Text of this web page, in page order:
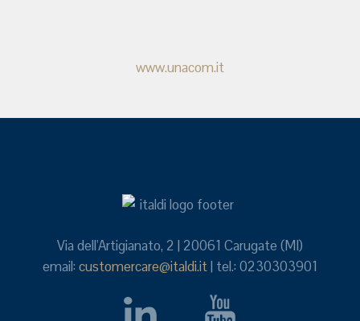
www.unacom.it
Via dell'Artigianato, 2 | 20061 Carugate (MI)
email: customercare@italdi.it| tel.: 0230303901